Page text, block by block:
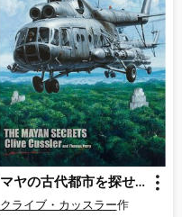
マヤの古代都市を探せ!（下）
クライブ・カッスラー作